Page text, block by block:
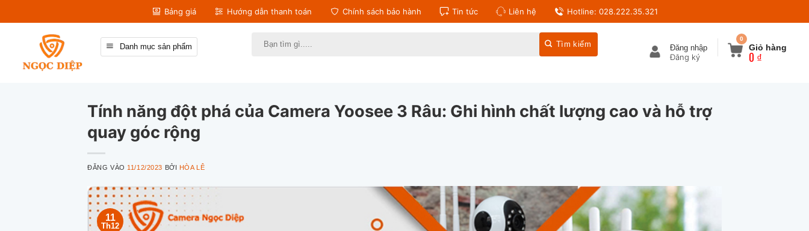
qua
Bảng giá Hướng dẫn thanh toán Chính sách bảo hành Tin tức Liên hệ Hotline: 028.222.35.321
Danh mục sản phẩm
kiếm:
Đăng nhập Giỏ hàng
0 ₫
0
Tính năng đột phá của Camera Yoosee 3 Râu: Ghi hình chất lượng cao và hỗ trợ
quay góc rộng
ĐĂNG VÀO 11/12/2023 BỞI HÒA LÊ
11
Th12